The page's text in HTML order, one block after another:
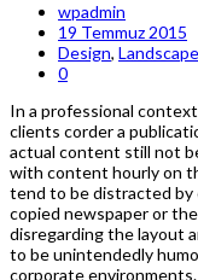
wpadmin
19 Temmuz 2015
Design, Landscape
0
In a professional
clients corder a
actual content still not
with content hourly on
tend to be distracted by
copied newspaper or
disregarding the layout
to be unintendedly
corporate environments.